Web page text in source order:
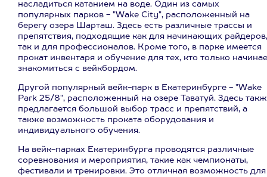
насладиться катанием на воде. Один из самых
популярных парков - "Wake City", расположенный на
берегу озера Шарташ. Здесь есть различные трассы и
препятствия, подходящие как для начинающих райдеров,
так и для профессионалов. Кроме того, в парке имеется
прокат инвентаря и обучение для тех, кто только
знакомиться с вейкбордом.
Другой популярный вейк-парк в Екатеринбурге - "Wake
Park 25/8", расположенный на озере Таватуй. Здесь
предлагается большой выбор трасс и препятствий, а
также возможность проката оборудования и
индивидуального обучения.
На вейк-парках Екатеринбурга проводятся различные
соревнования и мероприятия, такие как чемпионаты,
фестивали и тренировки. Это отличная возможность для